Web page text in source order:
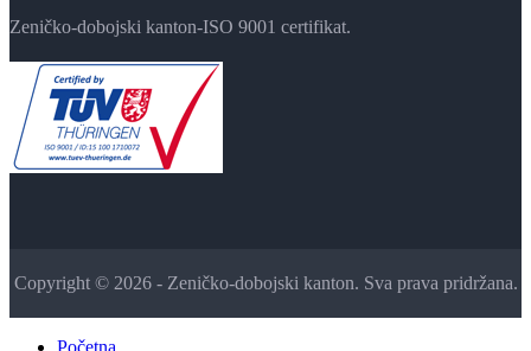
Zeničko-dobojski kanton-ISO 9001 certifikat.
Copyright © 2026 - Zeničko-dobojski kanton. Sva prava pridržana.
Početna